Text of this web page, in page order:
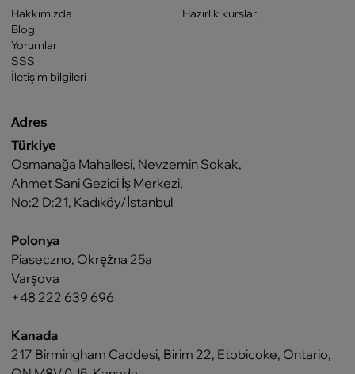
Hakkımızda
Blog
Yorumlar
SSS
İletişim bilgileri
Hazırlık kursları
Adres
Türkiye
Osmanağa Mahallesi, Nevzemin Sokak,
Ahmet Sani Gezici İş Merkezi,
No:2 D:21, Kadıköy/İstanbul
Polonya
Piaseczno, Okrężna 25a
Varşova
+48 222 639 696
Kanada
217 Birmingham Caddesi, Birim 22, Etobicoke, Ontario,